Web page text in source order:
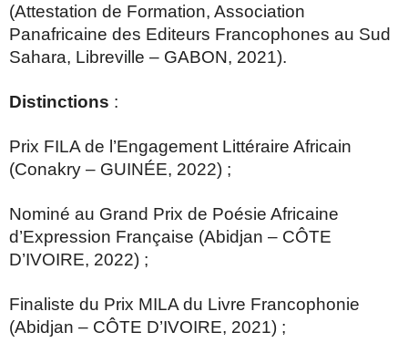
(Attestation de Formation, Association
Panafricaine des Editeurs Francophones au Sud
Sahara, Libreville – GABON, 2021).
Distinctions :
Prix FILA de l’Engagement Littéraire Africain
(Conakry – GUINÉE, 2022) ;
Nominé au Grand Prix de Poésie Africaine
d’Expression Française (Abidjan – CÔTE
D’IVOIRE, 2022) ;
Finaliste du Prix MILA du Livre Francophonie
(Abidjan – CÔTE D’IVOIRE, 2021) ;